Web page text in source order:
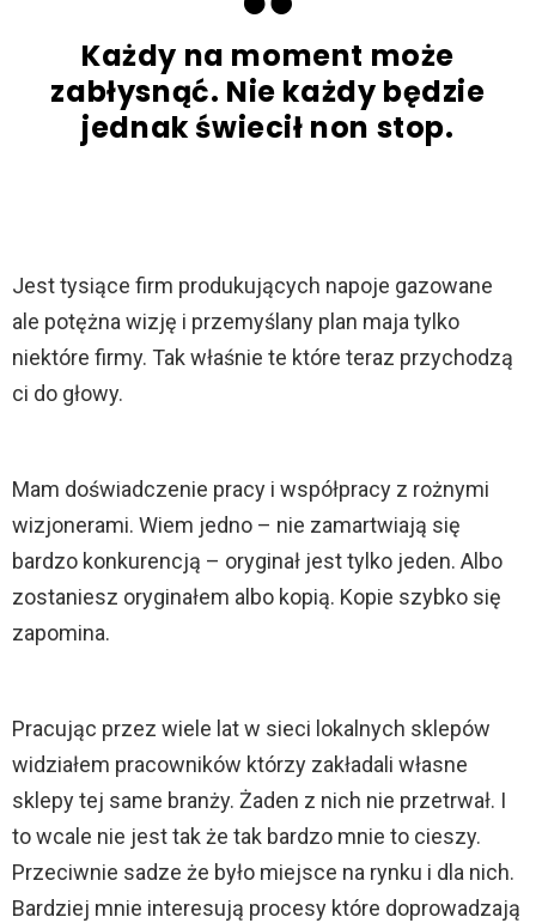
Każdy na moment może
zabłysnąć. Nie każdy będzie
jednak świecił non stop.
Jest tysiące firm produkujących napoje gazowane
ale potężna wizję i przemyślany plan maja tylko
niektóre firmy. Tak właśnie te które teraz przychodzą
ci do głowy.
Mam doświadczenie pracy i współpracy z rożnymi
wizjonerami. Wiem jedno – nie zamartwiają się
bardzo konkurencją – oryginał jest tylko jeden. Albo
zostaniesz oryginałem albo kopią. Kopie szybko się
zapomina.
Pracując przez wiele lat w sieci lokalnych sklepów
widziałem pracowników którzy zakładali własne
sklepy tej same branży. Żaden z nich nie przetrwał. I
to wcale nie jest tak że tak bardzo mnie to cieszy.
Przeciwnie sadze że było miejsce na rynku i dla nich.
Bardziej mnie interesują procesy które doprowadzają